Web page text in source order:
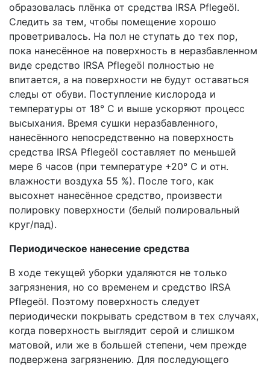
образовалась плёнка от средства IRSA Pflegeöl.
Следить за тем, чтобы помещение хорошо
проветривалось. На пол не ступать до тех пор,
пока нанесённое на поверхность в неразбавленном
виде средство IRSA Pflegeöl полностью не
впитается, а на поверхности не будут оставаться
следы от обуви. Поступление кислорода и
температуры от 18° С и выше ускоряют процесс
высыхания. Время сушки неразбавленного,
нанесённого непосредственно на поверхность
средства IRSA Pflegeöl составляет по меньшей
мере 6 часов (при температуре +20° C и отн.
влажности воздуха 55 %). После того, как
высохнет нанесённое средство, произвести
полировку поверхности (белый полировальный
круг/пад).
Периодическое нанесение средства
В ходе текущей уборки удаляются не только
загрязнения, но со временем и средство IRSA
Pflegeöl. Поэтому поверхность следует
периодически покрывать средством в тех случаях,
когда поверхность выглядит серой и слишком
матовой, или же в большей степени, чем прежде
подвержена загрязнению. Для последующего